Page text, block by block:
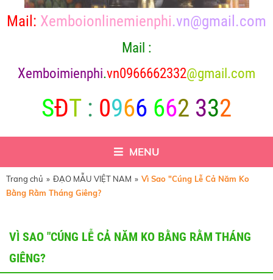
Mail: Xemboionlinemienphi.vn@gmail.com
Mail :
Xemboimienphi.vn0966662332@gmail.com
SĐT : 0966 662 332
MENU
Trang chủ » ĐẠO MẪU VIỆT NAM » Vì Sao "Cúng Lễ Cả Năm Ko
Bằng Rằm Tháng Giêng?
VÌ SAO "CÚNG LỄ CẢ NĂM KO BẰNG RẰM THÁNG
GIÊNG?